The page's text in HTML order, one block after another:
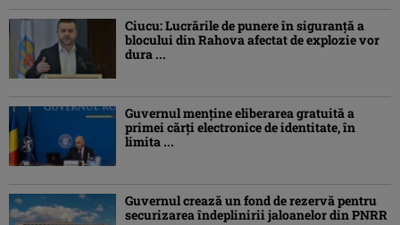
Ciucu: Lucrările de punere în siguranță a
blocului din Rahova afectat de explozie vor
dura ...
Guvernul menține eliberarea gratuită a
primei cărţi electronice de identitate, în
limita ...
Guvernul crează un fond de rezervă pentru
securizarea îndeplinirii jaloanelor din PNRR